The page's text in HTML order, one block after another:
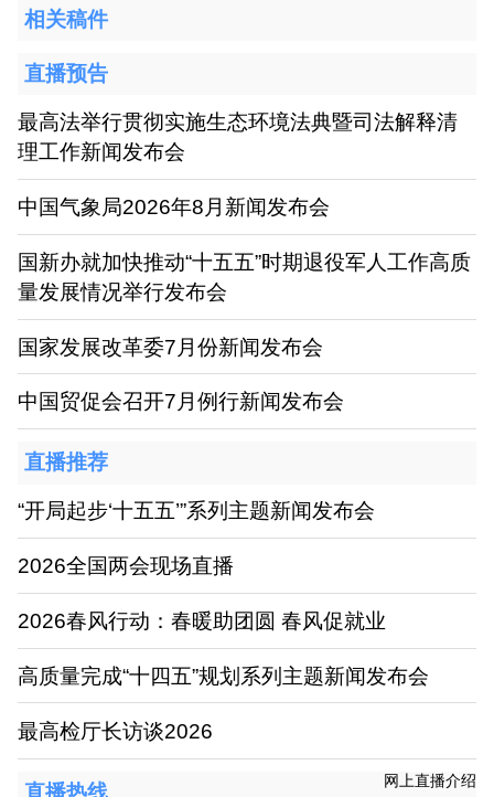
相关稿件
直播预告
最高法举行贯彻实施生态环境法典暨司法解释清
理工作新闻发布会
中国气象局2026年8月新闻发布会
国新办就加快推动“十五五”时期退役军人工作高质
量发展情况举行发布会
国家发展改革委7月份新闻发布会
中国贸促会召开7月例行新闻发布会
直播推荐
“开局起步‘十五五’”系列主题新闻发布会
2026全国两会现场直播
2026春风行动：春暖助团圆 春风促就业
高质量完成“十四五”规划系列主题新闻发布会
最高检厅长访谈2026
网上直播介绍
直播热线